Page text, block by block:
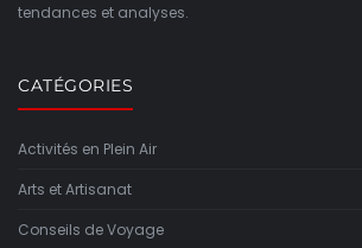
tendances et analyses.
CATÉGORIES
Activités en Plein Air
Arts et Artisanat
Conseils de Voyage